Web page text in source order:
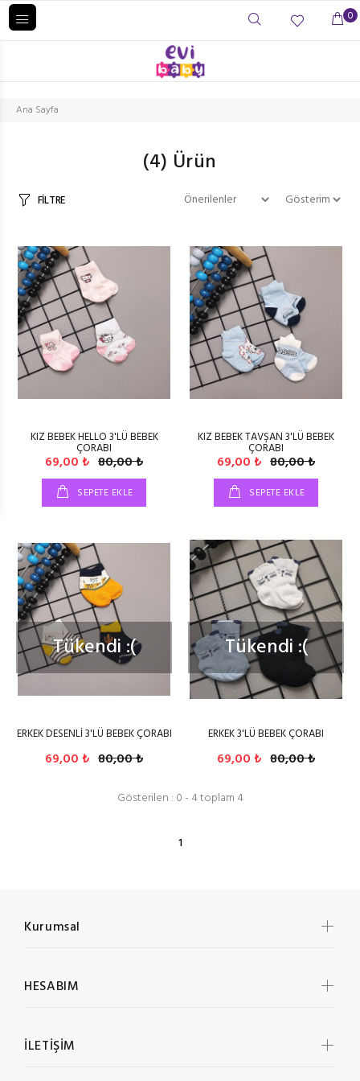
0
Ana Sayfa
(4) Ürün
FİLTRE
KIZ BEBEK HELLO 3'LÜ BEBEK
ÇORABI
69,00 ₺ 80,00 ₺
SEPETE EKLE
KIZ BEBEK TAVŞAN 3'LÜ BEBEK
ÇORABI
69,00 ₺ 80,00 ₺
SEPETE EKLE
Tükendi :(
ERKEK DESENLİ 3'LÜ BEBEK ÇORABI
69,00 ₺ 80,00 ₺
Tükendi :(
ERKEK 3'LÜ BEBEK ÇORABI
69,00 ₺ 80,00 ₺
Gösterilen : 0 - 4 toplam 4
1
Kurumsal
HESABIM
İLETİŞİM